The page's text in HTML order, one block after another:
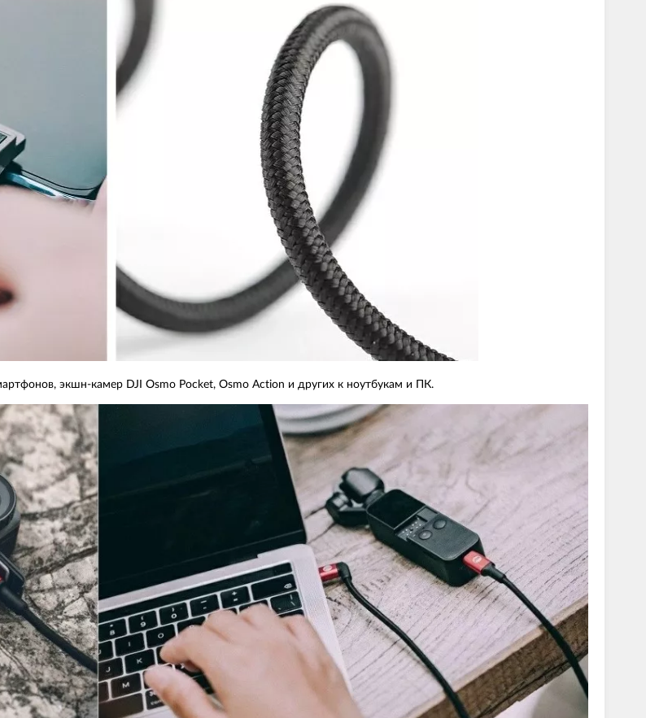
экшн-камер DJI Osmo Pocket, Osmo Action и других к ноутбукам и ПК.